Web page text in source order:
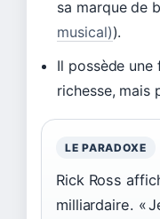
sa marque de
musical)).
Il possède
richesse, mais
LE PARADOXE
Rick Ross
milliardaire. «